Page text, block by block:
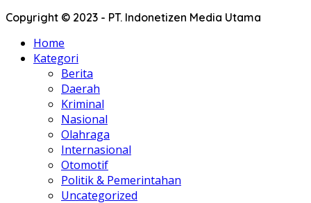
Copyright © 2023 - PT. Indonetizen Media Utama
Home
Kategori
Berita
Daerah
Kriminal
Nasional
Olahraga
Internasional
Otomotif
Politik & Pemerintahan
Uncategorized